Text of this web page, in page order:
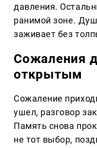
давления.
ранимой зоне.
заживает без
Сожаления
открытым
Сожаление
ушел, разговор
Память снова
не тот выбор,